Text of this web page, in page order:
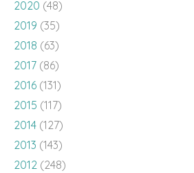
2020 (48)
2019 (35)
2018 (63)
2017 (86)
2016 (131)
2015 (117)
2014 (127)
2013 (143)
2012 (248)